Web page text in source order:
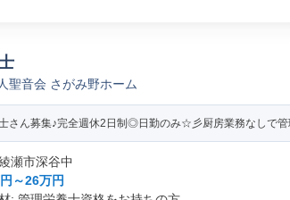
聖音会 さがみ野ホーム
さん募集♪完全週休2日制◎日勤のみ☆彡厨房業務なしで
瀬市深谷中
～26万円